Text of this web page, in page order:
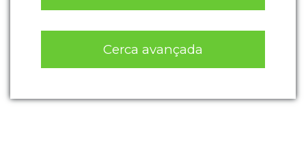
Cerca avançada